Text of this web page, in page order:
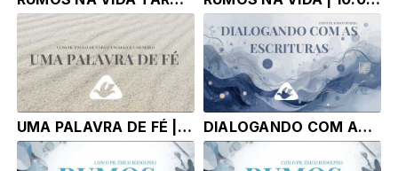
UMA PALAVRA DE FÉ | 09.07.26 | Pr. Paulo de Tarso e Marlice Carneiro DIALOGANDO COM AS ESCRITURAS | 09.07.26 | Pr Robson Pereirea